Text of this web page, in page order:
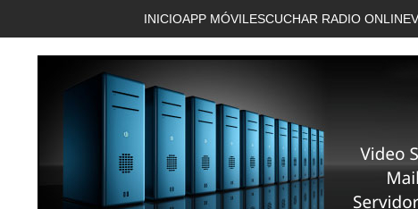
INICIOAPP MÓVIL ESCUCHAR RADIO ONLINE